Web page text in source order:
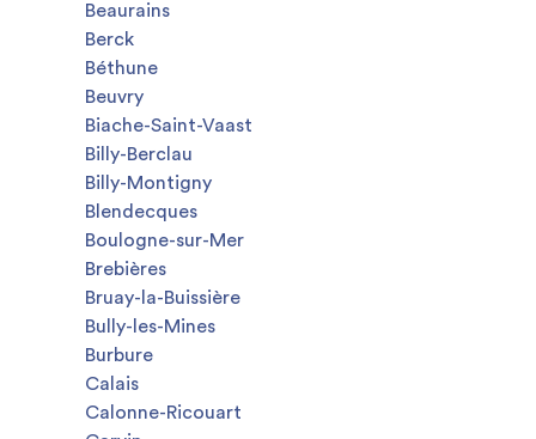
Beaurains
Berck
Béthune
Beuvry
Biache-Saint-Vaast
Billy-Berclau
Billy-Montigny
Blendecques
Boulogne-sur-Mer
Brebières
Bruay-la-Buissière
Bully-les-Mines
Burbure
Calais
Calonne-Ricouart